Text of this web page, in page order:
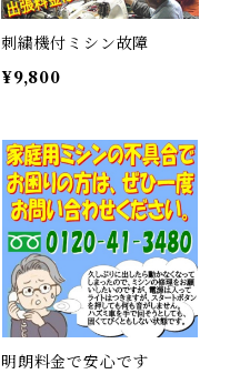
刺繍機付ミシン故障
¥9,800
明朗料金で安心です